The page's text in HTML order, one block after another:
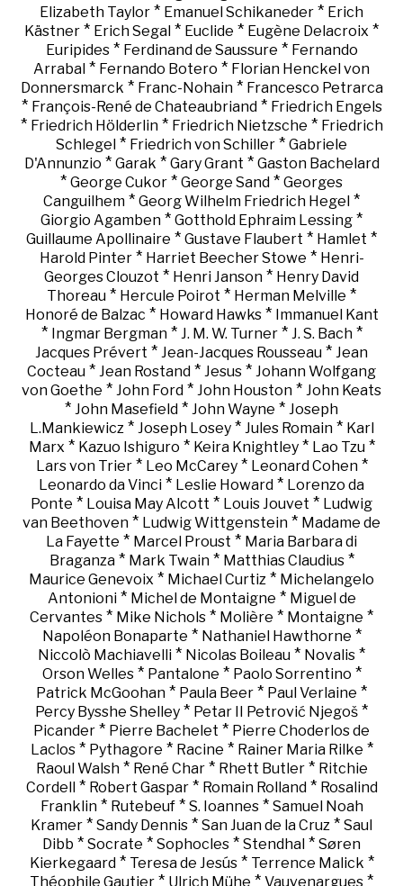
Elizabeth Taylor * Emanuel Schikaneder * Erich
Kästner * Erich Segal * Euclide * Eugène Delacroix *
Euripides* Ferdinand de Saussure * Fernando
Arrabal * Fernando Botero * Florian Henckel von
Donnersmarck * Franc-Nohain* Francesco Petrarca
* François-René de Chateaubriand* Friedrich Engels
* Friedrich Hölderlin* Friedrich Nietzsche * Friedrich
Schlegel * Friedrich von Schiller * Gabriele
D'Annunzio * Garak * Gary Grant * Gaston Bachelard
* George Cukor * George Sand * Georges
Canguilhem * Georg Wilhelm Friedrich Hegel *
Giorgio Agamben * Gotthold Ephraim Lessing *
Guillaume Apollinaire * Gustave Flaubert * Hamlet *
Harold Pinter* Harriet Beecher Stowe * Henri-
Georges Clouzot * Henri Janson * Henry David
Thoreau * Hercule Poirot * Herman Melville *
Honoré de Balzac * Howard Hawks* Immanuel Kant
* Ingmar Bergman* J. M. W. Turner* J. S. Bach*
Jacques Prévert * Jean-Jacques Rousseau * Jean
Cocteau * Jean Rostand * Jesus * Johann Wolfgang
von Goethe * John Ford * John Houston * John Keats
* John Masefield * John Wayne * Joseph
L.Mankiewicz* Joseph Losey* Jules Romain* Karl
Marx * Kazuo Ishiguro * Keira Knightley* Lao Tzu*
Lars von Trier* Leo McCarey* Leonard Cohen*
Leonardo da Vinci * Leslie Howard * Lorenzo da
Ponte * Louisa May Alcott * Louis Jouvet * Ludwig
van Beethoven * Ludwig Wittgenstein * Madame de
La Fayette * Marcel Proust * Maria Barbara di
Braganza* Mark Twain* Matthias Claudius*
Maurice Genevoix * Michael Curtiz * Michelangelo
Antonioni* Michel de Montaigne * Miguel de
Cervantes * Mike Nichols * Molière * Montaigne *
Napoléon Bonaparte * Nathaniel Hawthorne *
Niccolò Machiavelli * Nicolas Boileau * Novalis *
Orson Welles* Pantalone * Paolo Sorrentino *
Patrick McGoohan * Paula Beer * Paul Verlaine *
Percy Bysshe Shelley * Petar II Petrović Njegoš *
Picander * Pierre Bachelet * Pierre Choderlos de
Laclos* Pythagore * Racine * Rainer Maria Rilke *
Raoul Walsh* René Char* Rhett Butler* Ritchie
Cordell * Robert Gaspar* Romain Rolland* Rosalind
Franklin* Rutebeuf* S. Ioannes* Samuel Noah
Kramer * Sandy Dennis * San Juan de la Cruz * Saul
Dibb * Socrate * Sophocles * Stendhal * Søren
Kierkegaard* Teresa de Jesús* Terrence Malick *
Théophile Gautier * Ulrich Mühe * Vauvenargues *